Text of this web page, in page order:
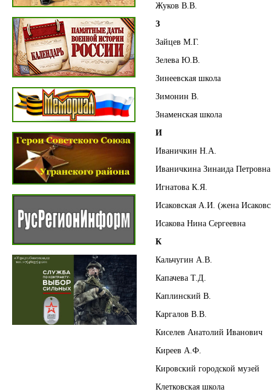
Жуков В.В.
З
Зайцев М.Г.
Зелева Ю.В.
Зинеевская школа
Зимонин В.
Знаменская школа
И
Иваничкин Н.А.
Иваничкина Зинаида Петровна
Игнатова К.Я.
Исаковская А.И. (жена
Исакова Нина Сергеевна
К
Кальчугин А.В.
Капачева Т.Д.
Каплинский В.
Каргалов В.В.
Киселев Анатолий Иванович
Киреев А.Ф.
Кировский городской музей
Клетковская школа